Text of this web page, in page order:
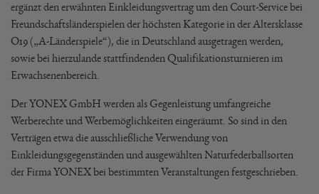
ergänzt den erwähnten Einkleidungsvertrag um den Court-Service bei
Freundschaftsländerspielen der höchsten Kategorie in der Altersklasse
O19 („A-Länderspiele“), die in Deutschland ausgetragen werden,
sowie bei hierzulande stattfindenden Qualifikationsturnieren im
Erwachsenenbereich.
Der YONEX GmbH werden als Gegenleistung umfangreiche
Werberechte und Werbemöglichkeiten eingeräumt. So sind in den
Verträgen etwa die ausschließliche Verwendung von
Einkleidungsgegenständen und ausgewählten Naturfederballsorten
der Firma YONEX bei bestimmten Veranstaltungen festgeschrieben.